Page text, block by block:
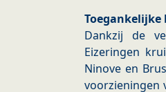
Toegankelijke
Dankzij de
Eizeringen
Ninove en
voorzieningen